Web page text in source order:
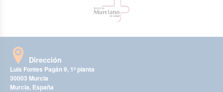
Dirección
Luis Fontes Pagán 9, 1ª planta
30003 Murcia
Murcia, España